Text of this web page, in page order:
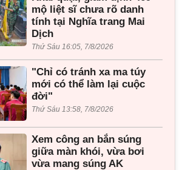
mộ liệt sĩ chưa rõ danh
tính tại Nghĩa trang Mai
Dịch
Thứ Sáu 16:05, 7/8/2026
"Chỉ có tránh xa ma túy
mới có thể làm lại cuộc
đời"
Thứ Sáu 13:58, 7/8/2026
Xem công an bắn súng
giữa màn khói, vừa bơi
vừa mang súng AK